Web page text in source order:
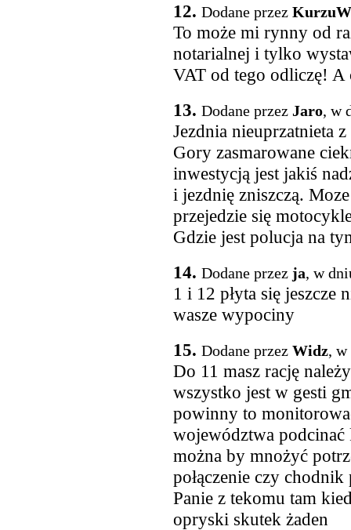
12. Dodane przez
To może mi rynny od
notarialnej i tylko
VAT od tego odliczę! A
13. Dodane przez Jaro, w
Jezdnia nieuprzatnieta
Gory zasmarowane
inwestycją jest jakiś
i jezdnię zniszczą.
przejedzie się
Gdzie jest polucja na
14. Dodane przez ja, w
1 i 12 płyta się jeszcze
wasze wypociny
15. Dodane przez Widz, w
Do 11 masz rację
wszystko jest w gesti
powinny to
województwa podcinać
można by mnożyć
połączenie czy
Panie z tekomu tam
opryski skutek żaden